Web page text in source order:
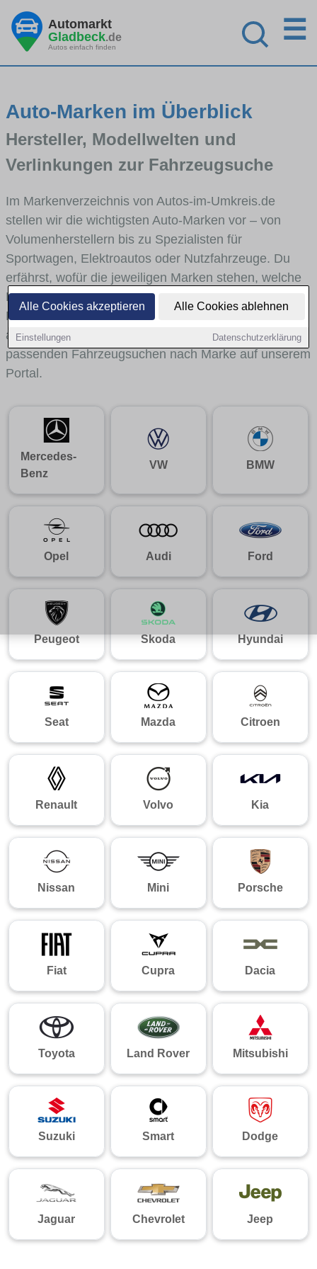
Alle Cookies akzeptieren Alle Cookies ablehnen
Einstellungen Datenschutzerklärung
Automarkt
Gladbeck.de
Autos einfach finden
☰
Auto-Marken im Überblick
Hersteller, Modellwelten und
Verlinkungen zur Fahrzeugsuche
Im Markenverzeichnis von Autos-im-Umkreis.de
stellen wir die wichtigsten Auto-Marken vor – von
Volumenherstellern bis zu Spezialisten für
Sportwagen, Elektroautos oder Nutzfahrzeuge. Du
erfährst, wofür die jeweiligen Marken stehen, welche
Fahrzeugklassen sie abdecken und wie sich die
Modellwelten unterscheiden. Von den Markenportraits
aus gelangst du mit internen Links bequem zu den
passenden Fahrzeugsuchen nach Marke auf unserem
Portal.
Mercedes-
Benz
VW BMW
Opel Audi Ford
Peugeot Skoda Hyundai
Seat Mazda Citroen
Renault Volvo Kia
Nissan Mini Porsche
Fiat Cupra Dacia
Toyota Land Rover Mitsubishi
Suzuki Smart Dodge
Jaguar Chevrolet Jeep